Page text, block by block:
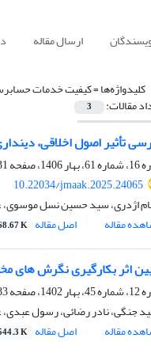
ارسال مقاله
کلیدواژه‌ها =کیفیت خدمات
مقالات: 3
تأثیر اصول اخلاقی،
صفحه
10.22034/jmaak.2025.24065
اژدری، سید حسین نسل موسوی،
مقاله
اصل مقاله K
اثر بکارگیری نگرش های
صفحه
جنگی، نادر رضائی، رسول
مقاله
اصل مقاله K